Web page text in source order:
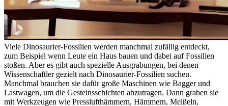
Viele Dinosaurier-Fossilien werden manchmal zufällig entdeckt,
zum Beispiel wenn Leute ein Haus bauen und dabei auf Fossilien
stoßen. Aber es gibt auch spezielle Ausgrabungen, bei denen
Wissenschaftler gezielt nach Dinosaurier-Fossilien suchen.
Manchmal brauchen sie dafür große Maschinen wie Bagger und
Lastwagen, um die Gesteinsschichten abzutragen. Dann graben sie
mit Werkzeugen wie Presslufthämmern, Hämmern, Meißeln,